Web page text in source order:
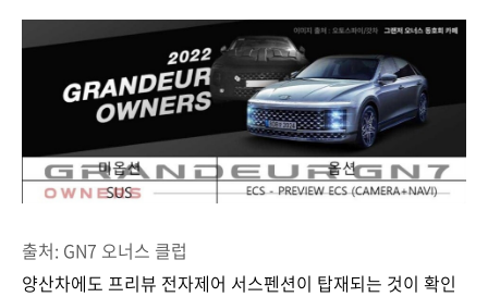
출처: GN7 오너스 클럽
양산차에도 프리뷰 전자제어 서스펜션이 탑재되는 것이 확인